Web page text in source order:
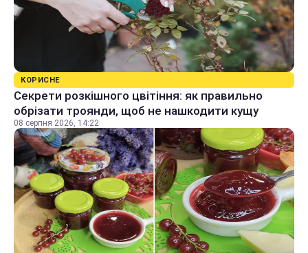
КОРИСНЕ
Секрети розкішного цвітіння: як правильно
обрізати троянди, щоб не нашкодити кущу
08 серпня 2026, 14:22